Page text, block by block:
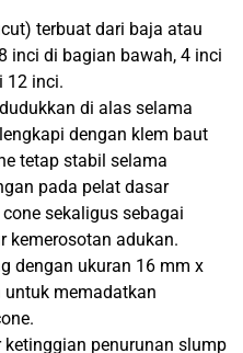
terbuat dari baja atau
inci di bagian bawah, 4 inci
12 inci.
di alas selama
dengan klem baut
tetap stabil selama
pada pelat dasar
sekaligus sebagai
kemerosotan adukan.
dengan ukuran 16 mm x
memadatkan
penurunan slump